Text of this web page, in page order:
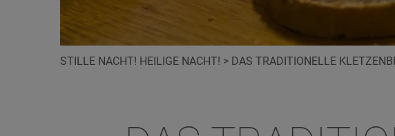
STILLE NACHT! HEILIGE NACHT! > DAS TRADITIONELLE